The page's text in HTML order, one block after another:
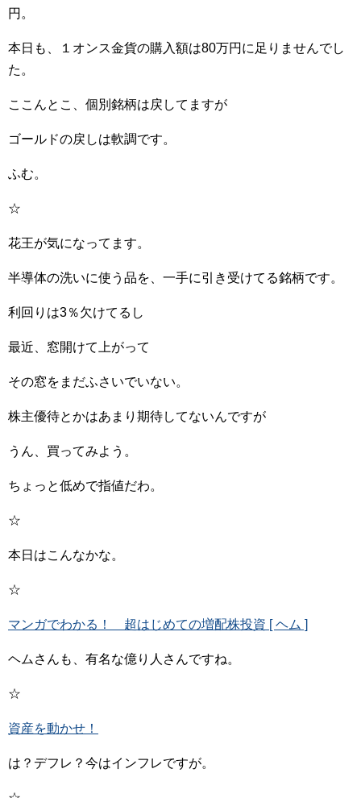
円。
本日も、１オンス金貨の購入額は80万円に足りませんでし
た。
ここんとこ、個別銘柄は戻してますが
ゴールドの戻しは軟調です。
ふむ。
☆
花王が気になってます。
半導体の洗いに使う品を、一手に引き受けてる銘柄です。
利回りは3％欠けてるし
最近、窓開けて上がって
その窓をまだふさいでいない。
株主優待とかはあまり期待してないんですが
うん、買ってみよう。
ちょっと低めで指値だわ。
☆
本日はこんなかな。
☆
マンガでわかる！ 超はじめての増配株投資 [ ヘム ]
ヘムさんも、有名な億り人さんですね。
☆
資産を動かせ！
は？デフレ？今はインフレですが。